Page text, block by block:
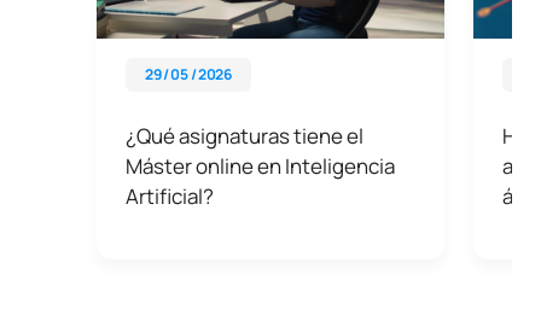
29 / 05 / 2026
¿Qué asignaturas tiene el
Máster online en Inteligencia
Artificial?